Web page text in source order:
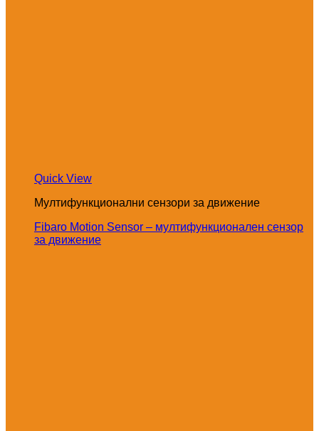
Quick View
Мултифункционални сензори за движение
Fibaro Motion Sensor – мултифункционален сензор
за движение